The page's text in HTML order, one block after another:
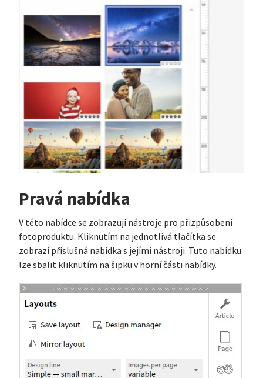
Pravá nabídka
V této nabídce se zobrazují nástroje pro přizpůsobení
fotoproduktu. Kliknutím na jednotlivá tlačítka se
zobrazí příslušná nabídka s jejími nástroji. Tuto nabídku
lze sbalit kliknutím na šipku v horní části nabídky.